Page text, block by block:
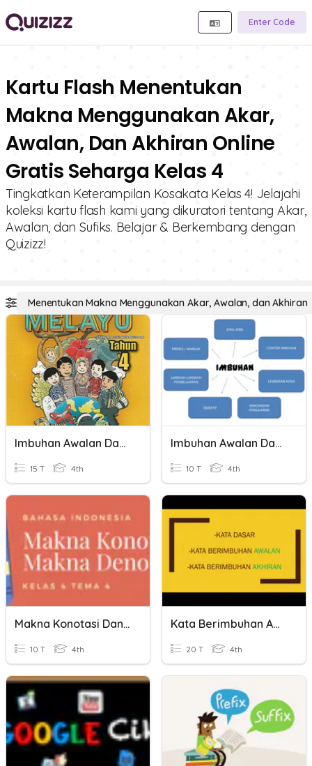
Enter Code
Kartu Flash Menentukan
Makna Menggunakan Akar,
Awalan, Dan Akhiran Online
Gratis Seharga Kelas 4
Tingkatkan Keterampilan Kosakata Kelas 4! Jelajahi
koleksi kartu flash kami yang dikuratori tentang Akar,
Awalan, dan Sufiks. Belajar & Berkembang dengan
Quizizz!
Menentukan Makna Menggunakan Akar, Awalan, dan Akhiran
Imbuhan Awalan Dan Akhiran
15 T 4th
Imbuhan Awalan Dan Akhiran
10 T 4th
Makna Konotasi Dan Denotasi
10 T 4th
Kata Berimbuhan Awalan Dan Akhiran
20 T 4th